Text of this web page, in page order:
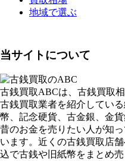
地域で選ぶ
当サイトについて
古銭買取ABCは、古銭買取
古銭買取業者を紹介してい
幣、記念硬貨、古金銀、金
昔のお金を売りたい人が知
います。近くの古銭買取店
込で古銭や旧紙幣をまとめ